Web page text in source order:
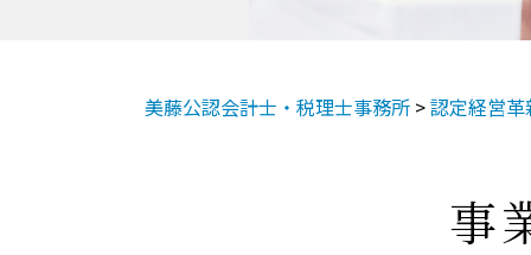
美藤公認会計士・税理士事務所 >認定経営
事